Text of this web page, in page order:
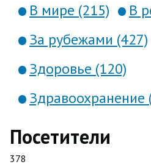
В мире (215)
В
За рубежами (427)
Здоровье (120)
Здравоохранение
Посетители
378